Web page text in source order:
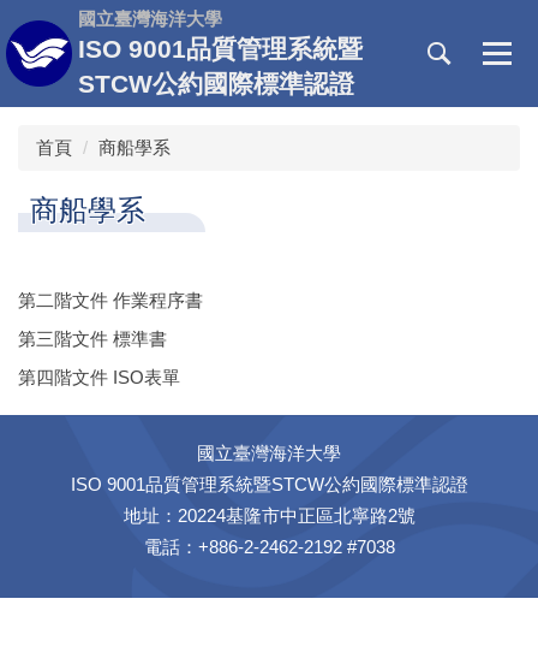
跳
到
主
國立臺灣海洋大學
ISO 9001品質管理系統暨
STCW公約國際標準認證
首頁 商船學系
商船學系
第二階文件 作業程序書
第三階文件 標準書
第四階文件 ISO表單
國立臺灣海洋大學
ISO 9001品質管理系統暨STCW公約國際標準認證
地址：20224基隆市中正區北寧路2號
電話：+886-2-2462-2192 #7038